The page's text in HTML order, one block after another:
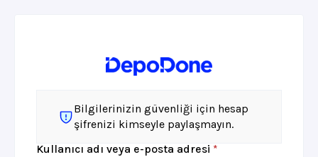
Bilgilerinizin güvenliği için hesap
şifrenizi kimseyle paylaşmayın.
Kullanıcı adı veya e-posta adresi *